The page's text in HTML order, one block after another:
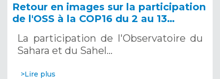
Retour en images sur la participation
de l'OSS à la COP16 du 2 au 13
Saoudite
La participation de l'Observatoire du
Sahara et du Sahel…
>Lire plus